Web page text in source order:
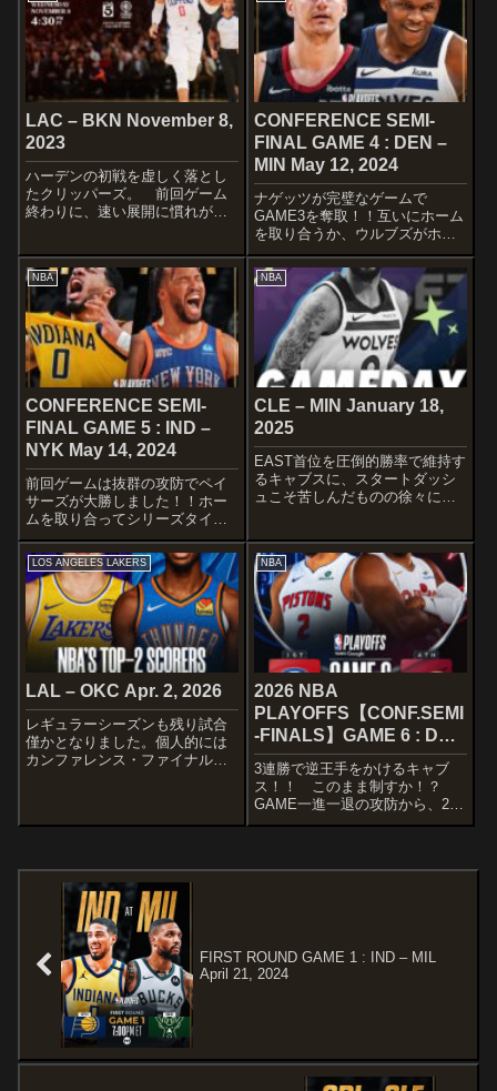
LAC – BKN November 8,
2023
ハーデンの初戦を虚しく落とし
たクリッパーズ。 前回ゲーム
終わりに、速い展開に慣れが必
クラクストンが欠場し、小ぶり
のラインナップを敷くネッツ相
手に本来の強さを発揮出来るか
注目です！！ST...
CONFERENCE SEMI-
FINAL GAME 4 : DEN –
MIN May 12, 2024
ナゲッツが完璧なゲームで
GAME3を奪取！！互いにホーム
を取り合うか、ウルブズがホー
ムで勝利を挙げられるか注目で
すね！！STARTERSDENVER
NUGGETSMichael Porter
Jr.Aaron GordonNikola J...
NBA
CONFERENCE SEMI-
FINAL GAME 5 : IND –
NYK May 14, 2024
前回ゲームは抜群の攻防でペイ
サーズが大勝しました！！ホー
ムを取り合ってシリーズタイで
臨むGAME５！！ 楽しみです
ね〜STARTERSINDIANA
PACERSTyrese
HaliburtonPascal SiakamAaron
Nes...
NBA
CLE – MIN January 18,
2025
EAST首位を圧倒的勝率で維持す
るキャブスに、スタートダッシ
ュこそ苦しんだものの徐々に調
STARTERSCLEVELAND
CAVALIERSDarius
GarlandDonovan...
LOS ANGELES LAKERS
LAL – OKC Apr. 2, 2026
レギュラーシーズンも残り試合
僅かとなりました。個人的には
カンファレンス・ファイナルは
ANGELES LAKERSHere we
NBA
2026 NBA
PLAYOFFS【CONF.SEMI
-FINALS】GAME 6 : DET
– CLE May 15, 2026
3連勝で逆王手をかけるキャブ
ス！！ このまま制すか！？
GAME一進一退の攻防から、2Q
に抜け出したのはピストン
ドを拡大したピストンズが、キ
FIRST ROUND GAME 1 : IND – MIL
April 21, 2024